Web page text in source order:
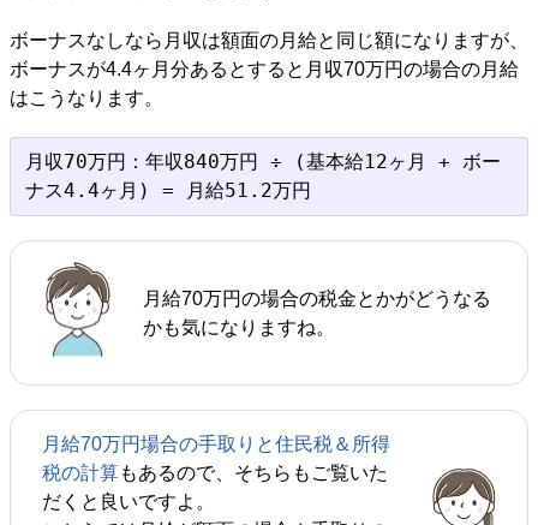
ボーナスなしなら月収は額面の月給と同じ額になりますが、
ボーナスが4.4ヶ月分あるとすると月収70万円の場合の月給
はこうなります。
月収70万円：年収840万円 ÷ (基本給12ヶ月 + ボー
月給70万円の場合の税金とかがどうなる
かも気になりますね。
月給70万円場合の手取りと住民税＆所得
税の計算もあるので、そちらもご覧いた
だくと良いですよ。